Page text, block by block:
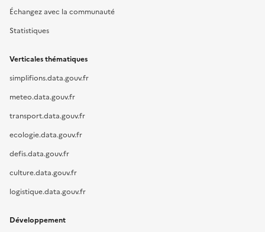
Échangez avec la communauté
Statistiques
Verticales thématiques
simplifions.data.gouv.fr
meteo.data.gouv.fr
transport.data.gouv.fr
ecologie.data.gouv.fr
defis.data.gouv.fr
culture.data.gouv.fr
logistique.data.gouv.fr
Développement